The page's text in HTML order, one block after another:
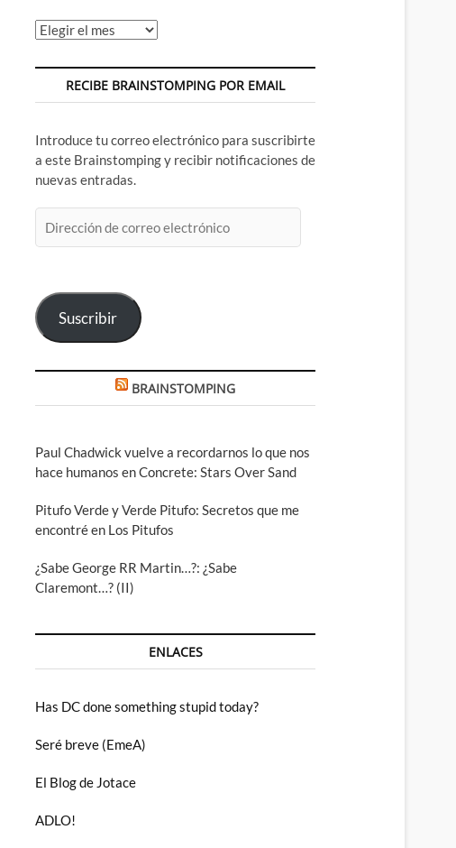
Archivos
RECIBE BRAINSTOMPING POR EMAIL
Introduce tu correo electrónico para suscribirte
a este Brainstomping y recibir notificaciones de
nuevas entradas.
de
Suscribir
BRAINSTOMPING
Paul Chadwick vuelve a recordarnos lo que nos
hace humanos en Concrete: Stars Over Sand
Pitufo Verde y Verde Pitufo: Secretos que me
encontré en Los Pitufos
¿Sabe George RR Martin…?: ¿Sabe
Claremont…? (II)
ENLACES
Has DC done something stupid today?
Seré breve (EmeA)
El Blog de Jotace
ADLO!